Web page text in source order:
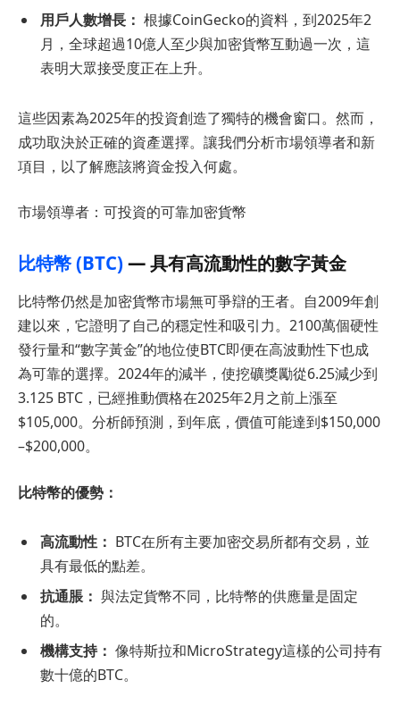
用戶人數增長： 根據CoinGecko的資料，到2025年2
月，全球超過10億人至少與加密貨幣互動過一次，這
表明大眾接受度正在上升。
這些因素為2025年的投資創造了獨特的機會窗口。然而，
成功取決於正確的資產選擇。讓我們分析市場領導者和新
項目，以了解應該將資金投入何處。
市場領導者：可投資的可靠加密貨幣
比特幣 (BTC)— 具有高流動性的數字黃金
比特幣仍然是加密貨幣市場無可爭辯的王者。自2009年創
建以來，它證明了自己的穩定性和吸引力。2100萬個硬性
發行量和“數字黃金”的地位使BTC即便在高波動性下也成
為可靠的選擇。2024年的減半，使挖礦獎勵從6.25減少到
3.125 BTC，已經推動價格在2025年2月之前上漲至
$105,000。分析師預測，到年底，價值可能達到$150,000
–$200,000。
比特幣的優勢：
高流動性： BTC在所有主要加密交易所都有交易，並
具有最低的點差。
抗通脹： 與法定貨幣不同，比特幣的供應量是固定
的。
機構支持： 像特斯拉和MicroStrategy這樣的公司持有
數十億的BTC。